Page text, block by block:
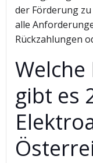
der Förderung
alle
Rückzahlungen
gibt es